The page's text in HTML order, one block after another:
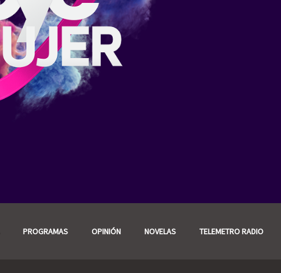
PROGRAMAS OPINIÓN NOVELAS TELEMETRO RADIO